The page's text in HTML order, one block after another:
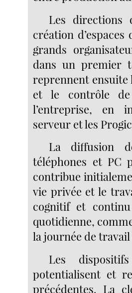
Les directions
création
grands
dans un premier
reprennent ensuite
et le contrôle
l’entreprise, en
serveur et les
La diffusion
téléphones et PC
contribue
vie privée et le
cognitif et
quotidienne,
la journée de
Les
potentialisent et
précédentes. La